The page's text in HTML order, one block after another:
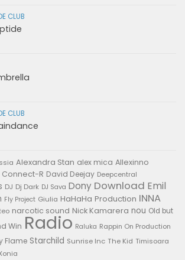
CLUB
CLUB
Alexandra Stan alex mica Allexinno
Connect-R David Deejay Deepcentral
DJ Dj Dark DJ Sava Dony Download Emil
Fly Project Giulia HaHaHa Production INNA
narcotic sound Nick Kamarera nou Old but
Win Radio Raluka Rappin On Production
Flame Starchild Sunrise Inc The Kid Timisoara